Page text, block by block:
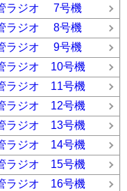
ラジオ 7号機
ラジオ 8号機
ラジオ 9号機
ラジオ 10号機
ラジオ 11号機
ラジオ 12号機
ラジオ 13号機
ラジオ 14号機
ラジオ 15号機
ラジオ 16号機